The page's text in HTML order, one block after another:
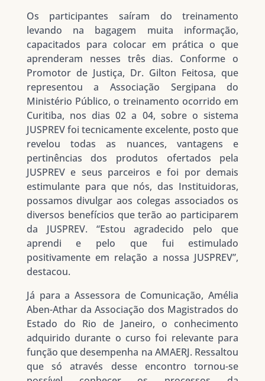
Os participantes saíram do treinamento
levando na bagagem muita informação,
capacitados para colocar em prática o que
aprenderam nesses três dias. Conforme o
Promotor de Justiça, Dr. Gilton Feitosa, que
representou a Associação Sergipana do
Ministério Público, o treinamento ocorrido em
Curitiba, nos dias 02 a 04, sobre o sistema
JUSPREV foi tecnicamente excelente, posto que
revelou todas as nuances, vantagens e
pertinências dos produtos ofertados pela
JUSPREV e seus parceiros e foi por demais
estimulante para que nós, das Instituidoras,
possamos divulgar aos colegas associados os
diversos benefícios que terão ao participarem
da JUSPREV. “Estou agradecido pelo que
aprendi e pelo que fui estimulado
positivamente em relação a nossa JUSPREV”,
destacou.
Já para a Assessora de Comunicação, Amélia
Aben-Athar da Associação dos Magistrados do
Estado do Rio de Janeiro, o conhecimento
adquirido durante o curso foi relevante para
função que desempenha na AMAERJ. Ressaltou
que só através desse encontro tornou-se